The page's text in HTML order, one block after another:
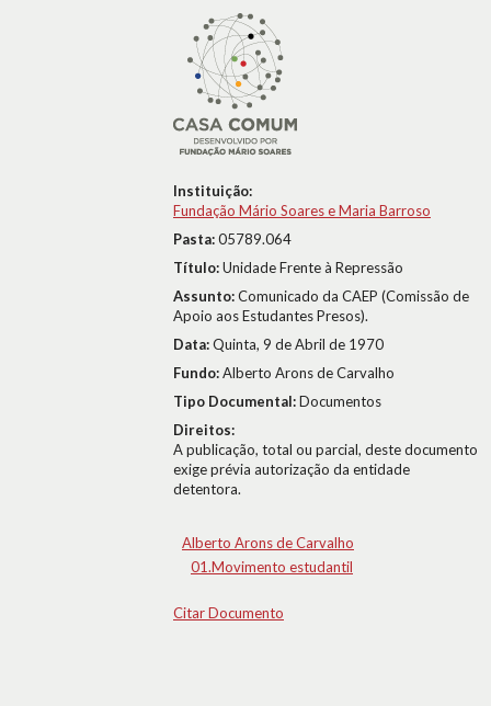
Instituição:
Fundação Mário Soares e Maria Barroso
Pasta:05789.064
Título:Unidade Frente à Repressão
Assunto:Comunicado da CAEP (Comissão de
Apoio aos Estudantes Presos).
Data:Quinta, 9 de Abril de 1970
Fundo:Alberto Arons de Carvalho
Tipo Documental:Documentos
Direitos:
A publicação, total ou parcial, deste documento
exige prévia autorização da entidade
detentora.
Alberto Arons de Carvalho
01.Movimento estudantil
Citar Documento